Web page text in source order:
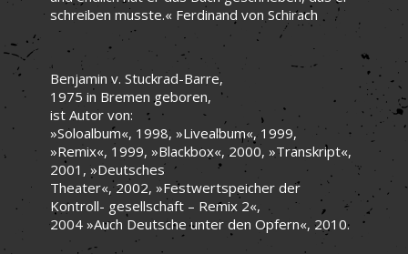
schreiben musste.« Ferdinand von Schirach
Benjamin v. Stuckrad-Barre,
1975 in Bremen geboren,
ist Autor von:
»Soloalbum«, 1998, »Livealbum«, 1999,
»Remix«, 1999, »Blackbox«, 2000, »Transkript«,
2001, »Deutsches
Theater«, 2002, »Festwertspeicher der
Kontroll- gesellschaft – Remix 2«,
2004 »Auch Deutsche unter den Opfern«, 2010.